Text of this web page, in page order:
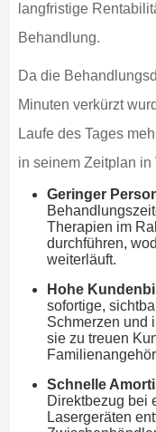
langfristige
Behandlung.
Da die
Minuten verkürzt
Laufe des Tages
in seinem Zeitplan in
Geringer
Therapien im
durchführen,
weiterläuft.
Hohe
sofortige,
Schmerzen und
sie zu treuen
Schnelle
Direktbezug bei
Lasergeräten